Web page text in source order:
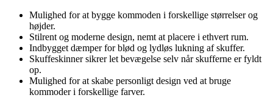
Mulighed for at bygge kommoden i forskellige størrelser og
højder.
Stilrent og moderne design, nemt at placere i ethvert rum.
Indbygget dæmper for blød og lydløs lukning af skuffer.
Skuffeskinner sikrer let bevægelse selv når skufferne er fyldt
op.
Mulighed for at skabe personligt design ved at bruge
kommoder i forskellige farver.